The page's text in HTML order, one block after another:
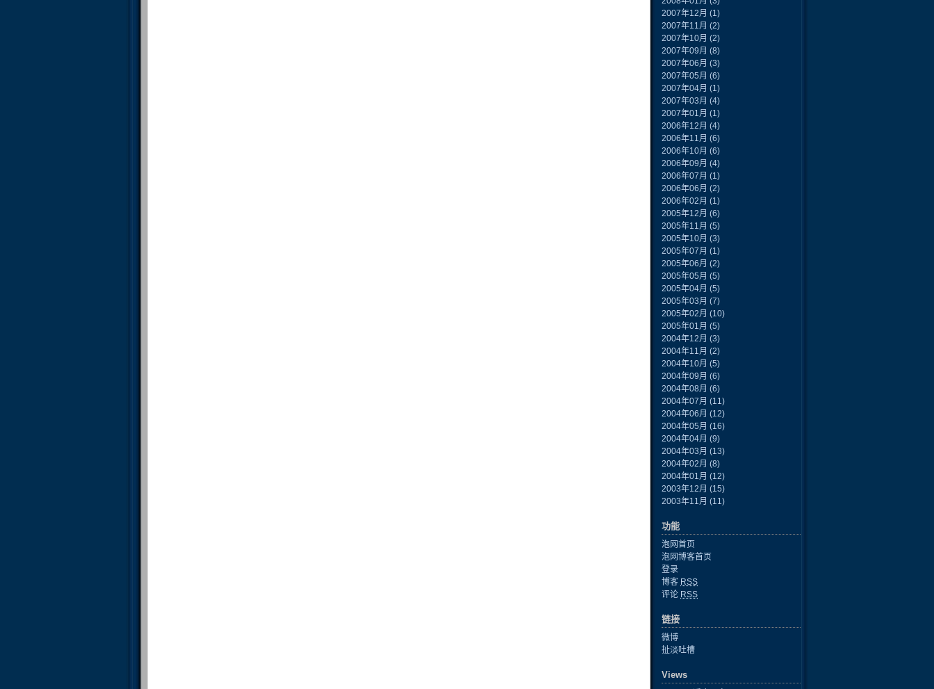
2007年12月 (1)
2007年11月 (2)
2007年10月 (2)
2007年09月 (8)
2007年06月 (3)
2007年05月 (6)
2007年04月 (1)
2007年03月 (4)
2007年01月 (1)
2006年12月 (4)
2006年11月 (6)
2006年10月 (6)
2006年09月 (4)
2006年07月 (1)
2006年06月 (2)
2006年02月 (1)
2005年12月 (6)
2005年11月 (5)
2005年10月 (3)
2005年07月 (1)
2005年06月 (2)
2005年05月 (5)
2005年04月 (5)
2005年03月 (7)
2005年02月 (10)
2005年01月 (5)
2004年12月 (3)
2004年11月 (2)
2004年10月 (5)
2004年09月 (6)
2004年08月 (6)
2004年07月 (11)
2004年06月 (12)
2004年05月 (16)
2004年04月 (9)
2004年03月 (13)
2004年02月 (8)
2004年01月 (12)
2003年12月 (15)
2003年11月 (11)
功能
泡网首页
泡网博客首页
登录
博客 RSS
评论 RSS
链接
微博
扯淡吐槽
Views